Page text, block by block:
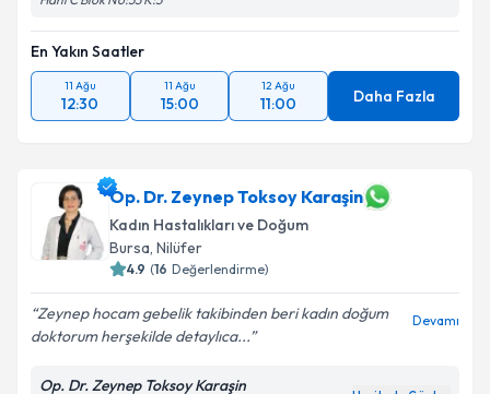
En Yakın Saatler
11 Ağu
12:30
11 Ağu
15:00
12 Ağu
11:00 Daha Fazla
Op. Dr. Zeynep Toksoy Karaşin
Kadın Hastalıkları ve Doğum
Bursa, Nilüfer
4.9 (16 Değerlendirme)
Zeynep hocam gebelik takibinden beri kadın doğum
doktorum herşekilde detaylıca...
Devamı
Op. Dr. Zeynep Toksoy Karaşin